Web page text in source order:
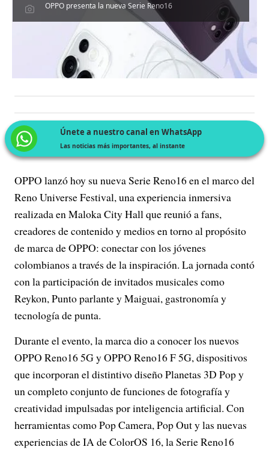
OPPO presenta la nueva Serie Reno16
Únete a nuestro canal en WhatsApp
Las noticias más importantes, al instante
OPPO lanzó hoy su nueva Serie Reno16 en el marco del
Reno Universe Festival, una experiencia inmersiva
realizada en Maloka City Hall que reunió a fans,
creadores de contenido y medios en torno al propósito
de marca de OPPO: conectar con los jóvenes
colombianos a través de la inspiración. La jornada contó
con la participación de invitados musicales como
Reykon, Punto parlante y Maiguai, gastronomía y
tecnología de punta.
Durante el evento, la marca dio a conocer los nuevos
OPPO Reno16 5G y OPPO Reno16 F 5G, dispositivos
que incorporan el distintivo diseño Planetas 3D Pop y
un completo conjunto de funciones de fotografía y
creatividad impulsadas por inteligencia artificial. Con
herramientas como Pop Camera, Pop Out y las nuevas
experiencias de IA de ColorOS 16, la Serie Reno16